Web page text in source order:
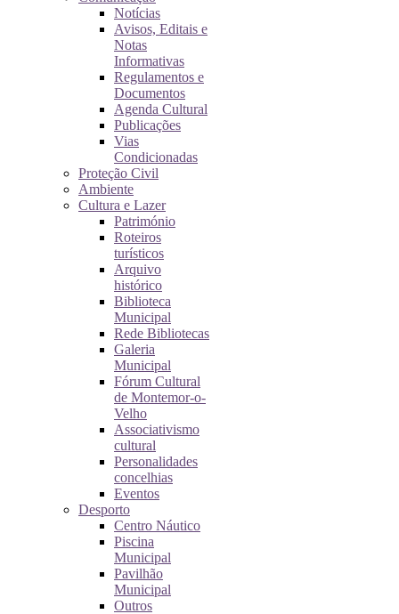
Notícias
Avisos, Editais e
Notas
Informativas
Regulamentos e
Documentos
Agenda Cultural
Publicações
Vias
Condicionadas
Proteção Civil
Ambiente
Cultura e Lazer
Património
Roteiros
turísticos
Arquivo
histórico
Biblioteca
Municipal
Rede Bibliotecas
Galeria
Municipal
Fórum Cultural
de Montemor-o-
Velho
Associativismo
cultural
Personalidades
concelhias
Eventos
Desporto
Centro Náutico
Piscina
Municipal
Pavilhão
Municipal
Outros